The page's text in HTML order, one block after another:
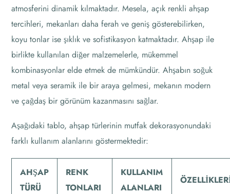
atmosferini dinamik kılmaktadır. Mesela, açık renkli ahşap
tercihleri, mekanları daha ferah ve geniş gösterebilirken,
koyu tonlar ise şıklık ve sofistikasyon katmaktadır. Ahşap ile
birlikte kullanılan diğer malzemelerle, mükemmel
kombinasyonlar elde etmek de mümkündür. Ahşabın soğuk
metal veya seramik ile bir araya gelmesi, mekanın modern
ve çağdaş bir görünüm kazanmasını sağlar.
Aşağıdaki tablo, ahşap türlerinin mutfak dekorasyonundaki
farklı kullanım alanlarını göstermektedir:
AHŞAP
TÜRÜ
RENK
TONLARI
KULLANIM
ALANLARI